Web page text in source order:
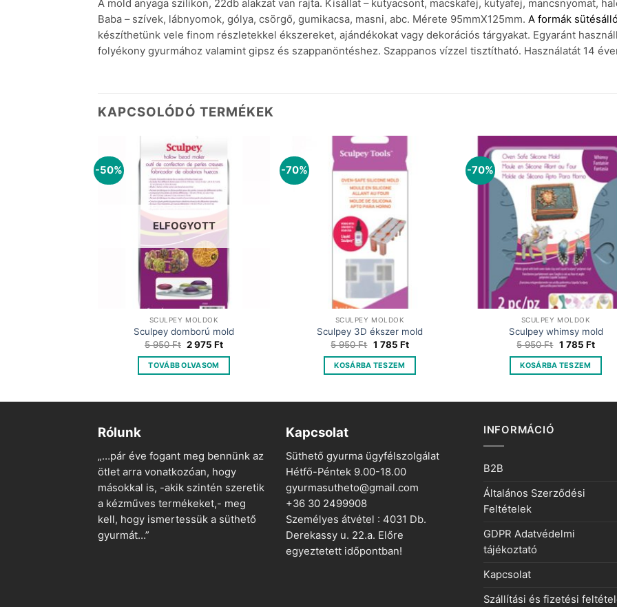
A mold anyaga szilikon, 22db alakzat van rajta. Kisállat – kutyacsont, macskafej, kutyafej, mancsnyomat,
Baba – szívek, lábnyomok, gólya, csörgő, gumikacsa, masni, abc. Mérete 95mmX125mm. A formák
készíthetünk vele finom részletekkel ékszereket, ajándékokat vagy dekorációs tárgyakat. Egyaránt
folyékony gyurmához valamint gipsz és szappanöntéshez. Szappanos vízzel tisztítható. Használatát 14
KAPCSOLÓDÓ TERMÉKEK
-50%
ELFOGYOTT
SCULPEY MOLDOK
Sculpey domború mold
5 950Ft Original
was:
5
2 975 FtCurrent
TOVÁBB OLVASOM
-70%
SCULPEY MOLDOK
Sculpey 3D ékszer mold
5 950Ft Original
was:
5
1 785 FtCurrent
KOSÁRBA TESZEM
-70%
SCULPEY MOLDOK
Sculpey whimsy mold
5 950Ft Original
was:
5
1 785 Ft
KOSÁRBA TESZEM
Rólunk
„…pár éve fogant meg bennünk az
ötlet arra vonatkozóan, hogy
másokkal is, -akik szintén szeretik
a kézműves termékeket,- meg
kell, hogy ismertessük a süthető
gyurmát…”
Kapcsolat
Süthető gyurma ügyfélszolgálat
Hétfő-Péntek 9.00-18.00
gyurmasutheto@gmail.com
+36 30 2499908
Személyes átvétel : 4031 Db.
Derekassy u. 22.a. Előre
egyeztetett időpontban!
INFORMÁCIÓ
B2B
Általános Szerződési
Feltételek
GDPR Adatvédelmi
tájékoztató
Kapcsolat
Szállítási és fizetési